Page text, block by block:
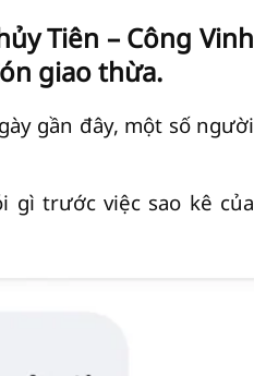
Tiên – Công Vinh
giao thừa.
gần đây, một số người
gì trước việc sao kê của